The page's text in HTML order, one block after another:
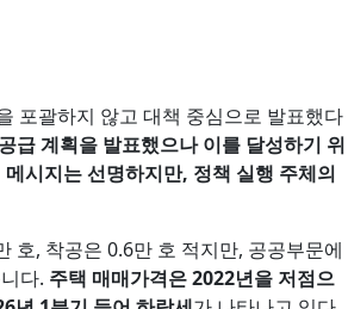
포괄하지 않고 대책 중심으로 발표했다
급 계획을 발표했으나 이를 달성하기 위
시지는 선명하지만, 정책 실행 주체의
호, 착공은 0.6만 호 적지만, 공공부문에
다. 주택 매매가격은 2022년을 저점으